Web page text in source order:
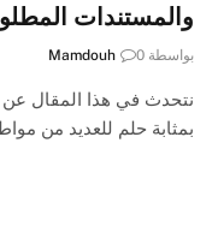
والمستندات
بواسطة Mamdouh 0
نتحدث في هذا المقال عن
بمثابة حلم للعديد من